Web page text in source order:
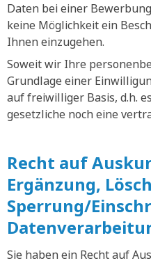
Daten bei einer
keine Möglichkeit ein
Ihnen einzugehen.
Soweit wir Ihre
Grundlage einer
auf freiwilliger Basis, d.h.
gesetzliche noch eine
Recht auf
Ergänzung,
Sperrung/
Sie haben ein Recht auf